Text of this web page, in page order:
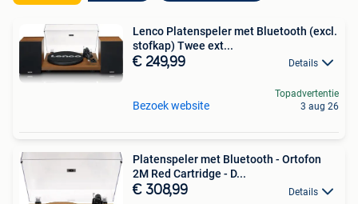
Lenco Platenspeler met Bluetooth (excl.
stofkap) Twee ext...
€ 249,99 Details
Bezoek website
Topadvertentie
3 aug 26
Platenspeler met Bluetooth - Ortofon
2M Red Cartridge - D...
€ 308,99 Details